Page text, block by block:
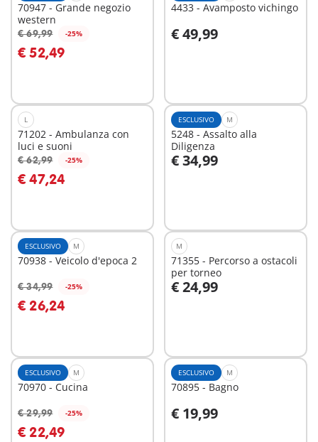
70947 - Grande negozio
western
€ 69,99 -25%
€ 52,49
Aggiungi al carrello
4433 - Avamposto vichingo
€ 49,99
Aggiungi al carrello
L
71202 - Ambulanza con
luci e suoni
€ 62,99 -25%
€ 47,24
Aggiungi al carrello
ESCLUSIVO M
5248 - Assalto alla
Diligenza
€ 34,99
Aggiungi al carrello
ESCLUSIVO M
70938 - Veicolo d'epoca 2
€ 34,99 -25%
€ 26,24
Aggiungi al carrello
M
71355 - Percorso a ostacoli
per torneo
€ 24,99
Aggiungi al carrello
ESCLUSIVO M
70970 - Cucina
€ 29,99 -25%
€ 22,49
Aggiungi al carrello
ESCLUSIVO M
70895 - Bagno
€ 19,99
Aggiungi al carrello